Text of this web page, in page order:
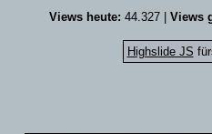
Views heute: 44.327 | Views
Highslide JS